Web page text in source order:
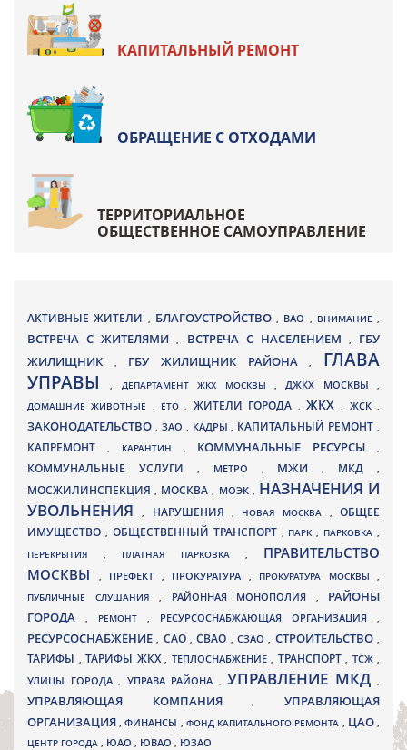
КАПИТАЛЬНЫЙ РЕМОНТ
ОБРАЩЕНИЕ С ОТХОДАМИ
ТЕРРИТОРИАЛЬНОЕ
ОБЩЕСТВЕННОЕ САМОУПРАВЛЕНИЕ
АКТИВНЫЕ ЖИТЕЛИ , БЛАГОУСТРОЙСТВО , ВАО , ВНИМАНИЕ ,
ВСТРЕЧА С ЖИТЕЛЯМИ, ВСТРЕЧА С НАСЕЛЕНИЕМ , ГБУ
ЖИЛИЩНИК
, ГБУ ЖИЛИЩНИК РАЙОНА, ГЛАВА
УПРАВЫ, ДЕПАРТАМЕНТ ЖКХ МОСКВЫ ,ДЖКХ МОСКВЫ ,
ДОМАШНИЕ ЖИВОТНЫЕ , ЕТО, ЖИТЕЛИ ГОРОДА , ЖКХ, ЖСК,
ЗАКОНОДАТЕЛЬСТВО , ЗАО , КАДРЫ, КАПИТАЛЬНЫЙ РЕМОНТ ,
КАПРЕМОНТ , КАРАНТИН , КОММУНАЛЬНЫЕ РЕСУРСЫ,
КОММУНАЛЬНЫЕ УСЛУГИ , МЕТРО , МЖИ, МКД ,
МОСЖИЛИНСПЕКЦИЯ, МОСКВА , МОЭК , НАЗНАЧЕНИЯ И
УВОЛЬНЕНИЯ, НАРУШЕНИЯ , НОВАЯ МОСКВА ,ОБЩЕЕ
ИМУЩЕСТВО , ОБЩЕСТВЕННЫЙ ТРАНСПОРТ , ПАРК, ПАРКОВКА ,
ПЕРЕКРЫТИЯ , ПЛАТНАЯ ПАРКОВКА , ПРАВИТЕЛЬСТВО
МОСКВЫ
, ПРЕФЕКТ , ПРОКУРАТУРА , ПРОКУРАТУРА МОСКВЫ ,
ПУБЛИЧНЫЕ СЛУШАНИЯ , РАЙОННАЯ МОНОПОЛИЯ , РАЙОНЫ
ГОРОДА
, РЕМОНТ , РЕСУРСОСНАБЖАЮЩАЯ ОРГАНИЗАЦИЯ ,
РЕСУРСОСНАБЖЕНИЕ, САО,СВАО ,СЗАО, СТРОИТЕЛЬСТВО,
ТАРИФЫ , ТАРИФЫ ЖКХ , ТЕПЛОСНАБЖЕНИЕ , ТРАНСПОРТ , ТСЖ ,
УЛИЦЫ ГОРОДА , УПРАВА РАЙОНА , УПРАВЛЕНИЕ МКД ,
УПРАВЛЯЮЩАЯ КОМПАНИЯ,УПРАВЛЯЮЩАЯ
ОРГАНИЗАЦИЯ,ФИНАНСЫ , ФОНД КАПИТАЛЬНОГО РЕМОНТА , ЦАО,
ЦЕНТР ГОРОДА , ЮАО , ЮВАО , ЮЗАО